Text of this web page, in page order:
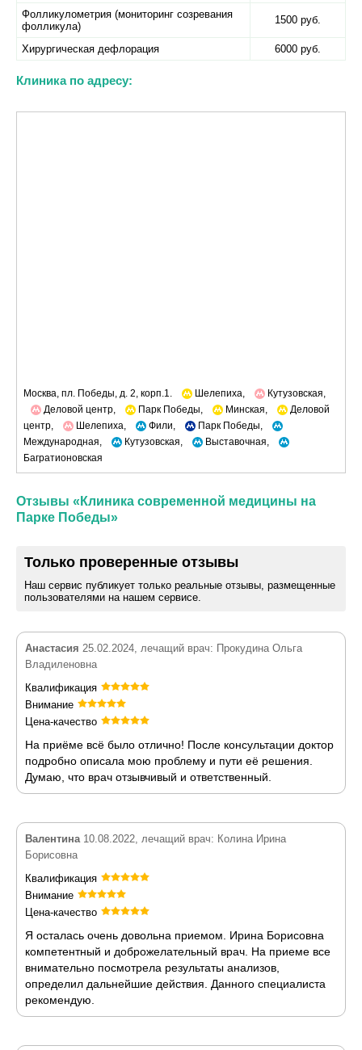
Фолликулометрия (мониторинг созревания
фолликула)
1500 руб.
Хирургическая дефлорация 6000 руб.
Клиника по адресу:
Москва, пл. Победы, д. 2, корп.1. Шелепиха,
Кутузовская,
Деловой центр,
Парк Победы, Минская,
Деловой
центр,
Шелепиха, Фили,
Парк Победы,
Международная,
Кутузовская,
Выставочная,
Багратионовская
Отзывы «Клиника современной медицины на
Парке Победы»
Только проверенные отзывы
Наш сервис публикует только реальные отзывы, размещенные
пользователями на нашем сервисе.
Анастасия 25.02.2024, лечащий врач: Прокудина Ольга
Владиленовна
Квалификация
Внимание
Цена-качество
На приёме всё было отлично! После консультации доктор
подробно описала мою проблему и пути её решения.
Думаю, что врач отзывчивый и ответственный.
Валентина10.08.2022, лечащий врач: Колина Ирина
Борисовна
Квалификация
Внимание
Цена-качество
Я осталась очень довольна приемом. Ирина Борисовна
компетентный и доброжелательный врач. На приеме все
внимательно посмотрела результаты анализов,
определил дальнейшие действия. Данного специалиста
рекомендую.